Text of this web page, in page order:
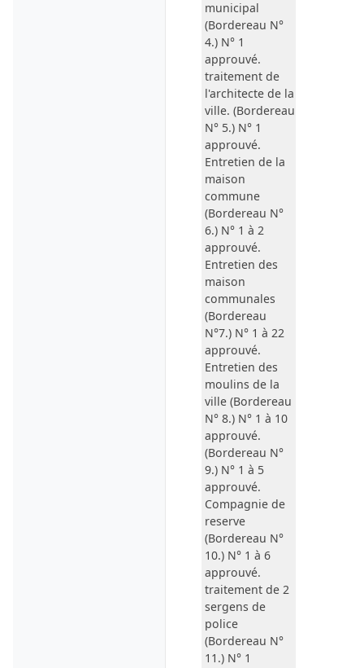
municipal
(Bordereau N°
4.) N° 1
approuvé.
traitement de
l'architecte de la
ville. (Bordereau
N° 5.) N° 1
approuvé.
Entretien de la
maison
commune
(Bordereau N°
6.) N° 1 à 2
approuvé.
Entretien des
maison
communales
(Bordereau
N°7.) N° 1 à 22
approuvé.
Entretien des
moulins de la
ville(Bordereau
N° 8.) N° 1 à 10
approuvé.
(Bordereau N°
9.) N° 1 à 5
approuvé.
Compagnie de
reserve
(Bordereau N°
10.) N° 1 à 6
approuvé.
traitement de 2
sergens de
police
(Bordereau N°
11.) N° 1